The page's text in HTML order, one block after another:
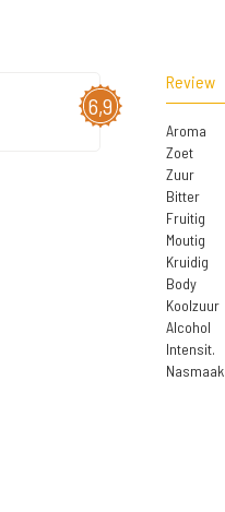
6,9
Review
Aroma
Zoet
Zuur
Bitter
Fruitig
Moutig
Kruidig
Body
Koolzuur
Alcohol
Intensit.
Nasmaak